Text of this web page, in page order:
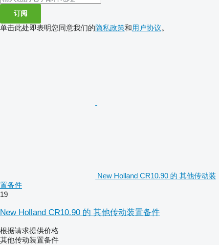
订阅
单击此处即表明您同意我们的隐私政策和用户协议。
New Holland CR10.90 的 其他传动装
置备件
19
New Holland CR10.90 的 其他传动装置备件
根据请求提供价格
其他传动装置备件